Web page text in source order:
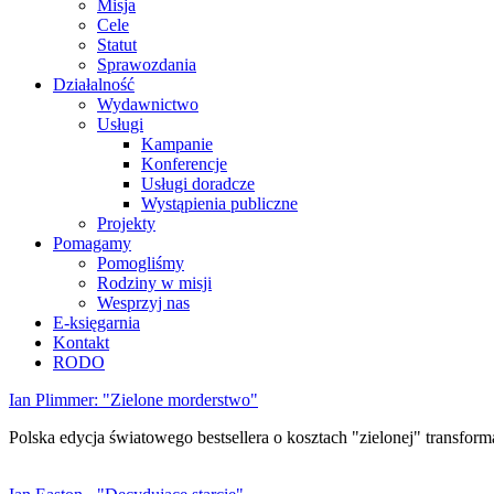
Misja
Cele
Statut
Sprawozdania
Działalność
Wydawnictwo
Usługi
Kampanie
Konferencje
Usługi doradcze
Wystąpienia publiczne
Projekty
Pomagamy
Pomogliśmy
Rodziny w misji
Wesprzyj nas
E-księgarnia
Kontakt
RODO
Ian Plimmer: "Zielone morderstwo"
Polska edycja światowego bestsellera o kosztach "zielonej"